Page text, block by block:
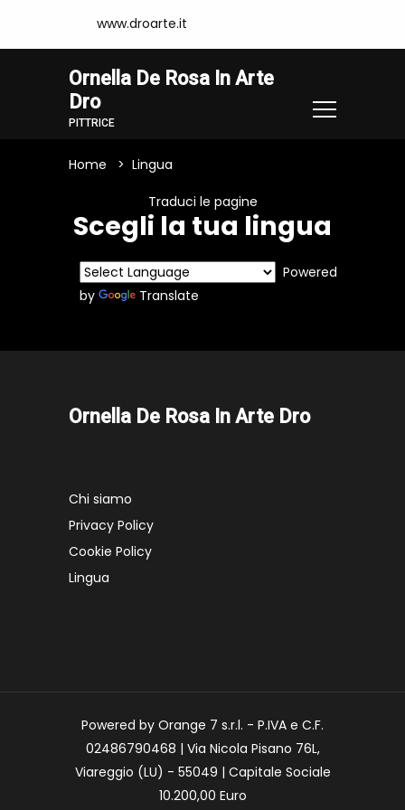
www.droarte.it
Ornella De Rosa In Arte
Dro
PITTRICE
Home Lingua
Traduci le pagine
Scegli la tua lingua
Powered
by
Translate
Ornella De Rosa In Arte Dro
Chi siamo
Privacy Policy
Cookie Policy
Lingua
Powered by Orange 7 s.r.l. - P.IVA e C.F.
02486790468 | Via Nicola Pisano 76L,
Viareggio (LU) - 55049 | Capitale Sociale
10.200,00 Euro